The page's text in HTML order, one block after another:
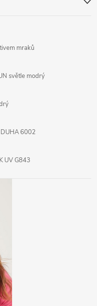
mraků
světle modrý
6002
UV G843